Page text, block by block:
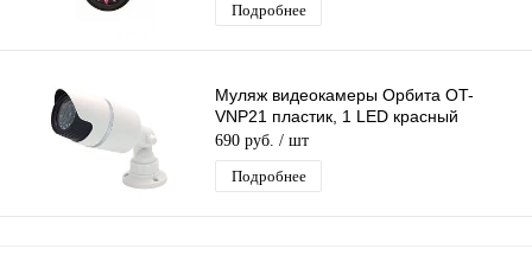
Подробнее
Муляж видеокамеры Орбита OT-
VNP21 пластик, 1 LED красный
690 руб. / шт
Подробнее